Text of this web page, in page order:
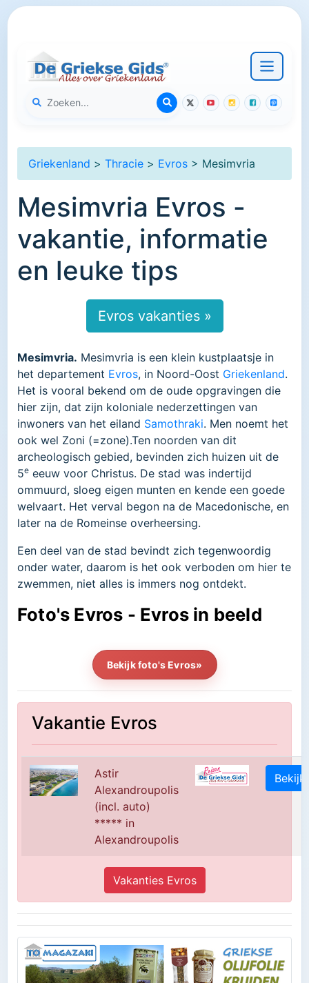
Griekenland > Thracie > Evros > Mesimvria
Mesimvria Evros -
vakantie, informatie
en leuke tips
Evros vakanties »
Mesimvria. Mesimvria is een klein kustplaatsje in
het departement Evros, in Noord-Oost Griekenland.
Het is vooral bekend om de oude opgravingen die
hier zijn, dat zijn koloniale nederzettingen van
inwoners van het eiland Samothraki. Men noemt het
ook wel Zoni (=zone).Ten noorden van dit
archeologisch gebied, bevinden zich huizen uit de
5e eeuw voor Christus. De stad was indertijd
ommuurd, sloeg eigen munten en kende een goede
welvaart. Het verval begon na de Macedonische, en
later na de Romeinse overheersing.
Een deel van de stad bevindt zich tegenwoordig
onder water, daarom is het ook verboden om hier te
zwemmen, niet alles is immers nog ontdekt.
Foto's Evros - Evros in beeld
Bekijk foto's Evros»
Vakantie Evros
Astir
Alexandroupolis
(incl. auto)
***** in
Alexandroupolis
Bekijk
Vakanties Evros